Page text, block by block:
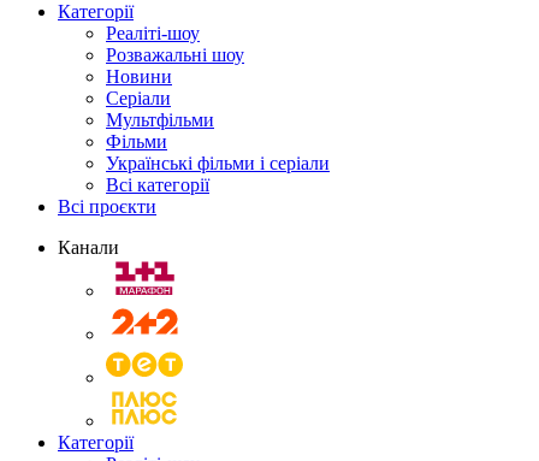
Категорії
Реаліті-шоу
Розважальні шоу
Новини
Серіали
Мультфільми
Фільми
Українські фільми і серіали
Всі категорії
Всі проєкти
Канали
Категорії